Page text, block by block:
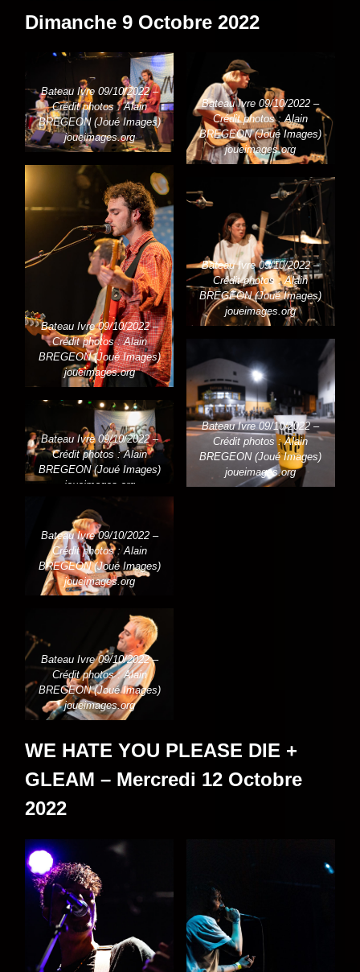
Dimanche 9 Octobre 2022
Bateau Ivre 09/10/2022 –
Crédit photos : Alain
BREGEON (Joué Images)
joueimages.org
Bateau Ivre 09/10/2022 –
Crédit photos : Alain
BREGEON (Joué Images)
joueimages.org
Bateau Ivre 09/10/2022 –
Crédit photos : Alain
BREGEON (Joué Images)
joueimages.org
Bateau Ivre 09/10/2022 –
Crédit photos : Alain
BREGEON (Joué Images)
joueimages.org
Bateau Ivre 09/10/2022 –
Crédit photos : Alain
BREGEON (Joué Images)
joueimages.org
Bateau Ivre 09/10/2022 –
Crédit photos : Alain
BREGEON (Joué Images)
joueimages.org
Bateau Ivre 09/10/2022 –
Crédit photos : Alain
BREGEON (Joué Images)
joueimages.org
Bateau Ivre 09/10/2022 –
Crédit photos : Alain
BREGEON (Joué Images)
joueimages.org
WE HATE YOU PLEASE DIE +
GLEAM – Mercredi 12 Octobre
2022